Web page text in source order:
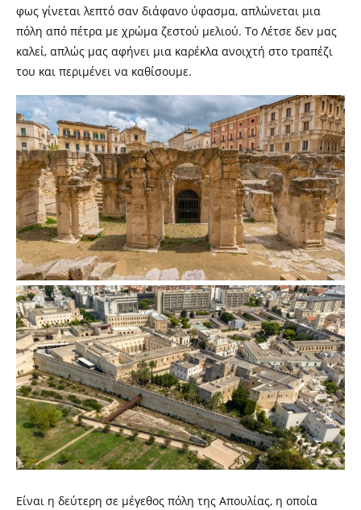
φως γίνεται λεπτό σαν διάφανο ύφασμα, απλώνεται μια
πόλη από πέτρα με χρώμα ζεστού μελιού. Το Λέτσε δεν μας
καλεί, απλώς μας αφήνει μια καρέκλα ανοιχτή στο τραπέζι
του και περιμένει να καθίσουμε.
Είναι η δεύτερη σε μέγεθος πόλη της Απουλίας, η οποία